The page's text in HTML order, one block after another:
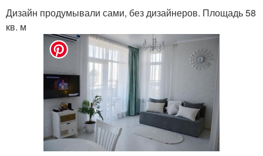
Дизайн продумывали сами, без дизайнеров. Площадь 58
кв. м